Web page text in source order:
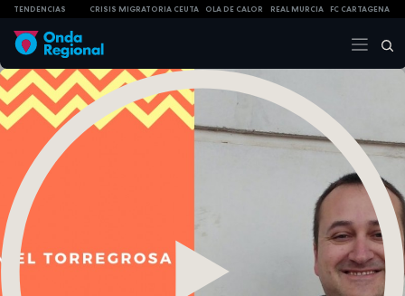
TENDENCIAS CRISIS MIGRATORIA CEUTA OLA DE CALOR REAL MURCIA FC CARTAGENA